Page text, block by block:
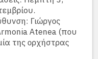
Γιώργος
Atenea (που
της ορχήστρας